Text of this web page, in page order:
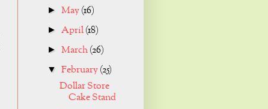
►May(16)
► April(18)
►March(26)
▼February(25)
Dollar Store
Cake Stand